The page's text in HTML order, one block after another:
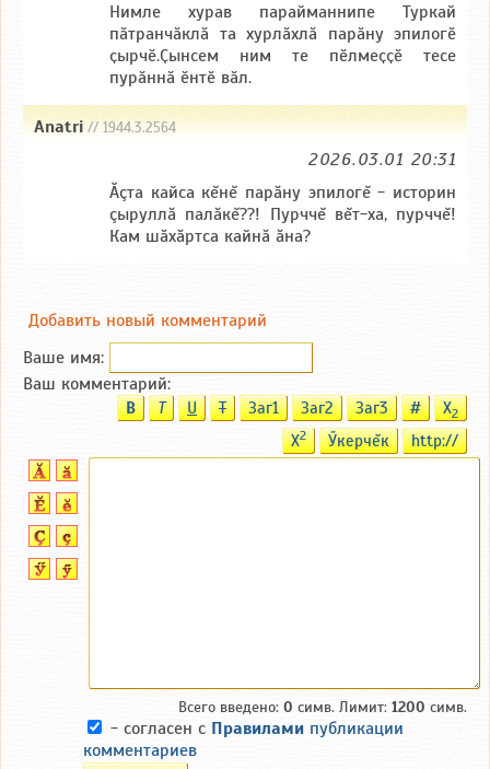
Нимле хурав парайманнипе Туркай
пӑтранчӑклӑ та хурлӑхлӑ парӑну эпилогӗ
ҫырчӗ.Ҫынсем ним те пӗлмеҫҫӗ тесе
пурӑннӑ ӗнтӗ вӑл.
Anatri// 1944.3.2564
2026.03.01 20:31
Ăçта кайса кĕнĕ парăну эпилогĕ - историн
çыруллă палăкĕ??! Пурччĕ вĕт-ха, пурччĕ!
Кам шăхăртса кайнă ăна?
Добавить новый комментарий
Ваше имя:
Ваш комментарий:
B T U T Заг1 Заг2 Заг3 # X2
X2 Ӳкерчĕк http://
Всего введено: 0 симв. Лимит: 1200 симв.
- согласен с Правилами публикации
комментариев